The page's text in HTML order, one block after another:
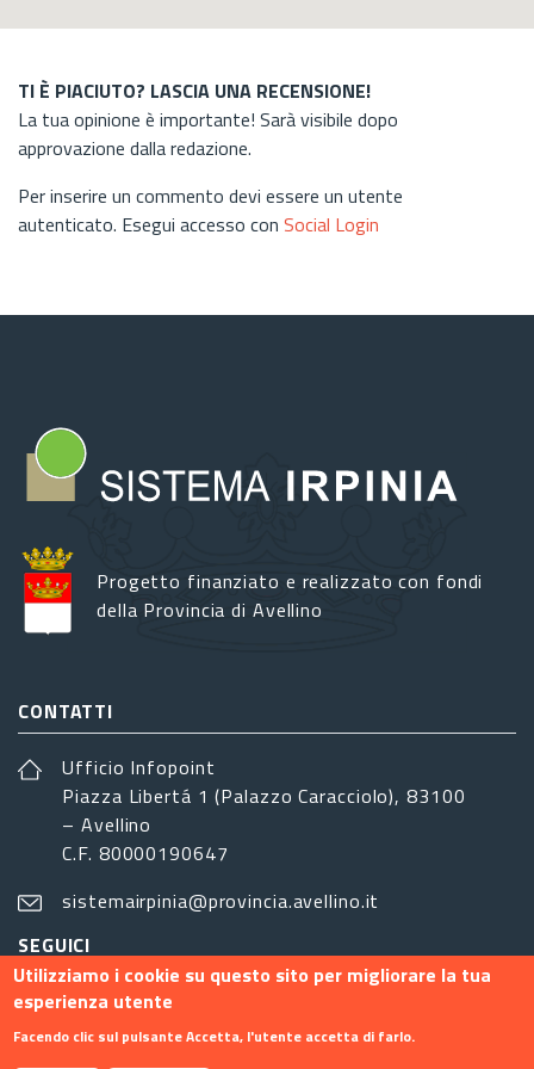
TI È PIACIUTO? LASCIA UNA RECENSIONE!
La tua opinione è importante! Sarà visibile dopo
approvazione dalla redazione.
Per inserire un commento devi essere un utente
autenticato. Esegui accesso con Social Login
Progetto finanziato e realizzato con fondi
della Provincia di Avellino
CONTATTI
Ufficio Infopoint
Piazza Libertá 1 (Palazzo Caracciolo), 83100
– Avellino
C.F. 80000190647
sistemairpinia@provincia.avellino.it
SEGUICI
Utilizziamo i cookie su questo sito per migliorare la tua
esperienza utente
Facendo clic sul pulsante Accetta, l'utente accetta di farlo.